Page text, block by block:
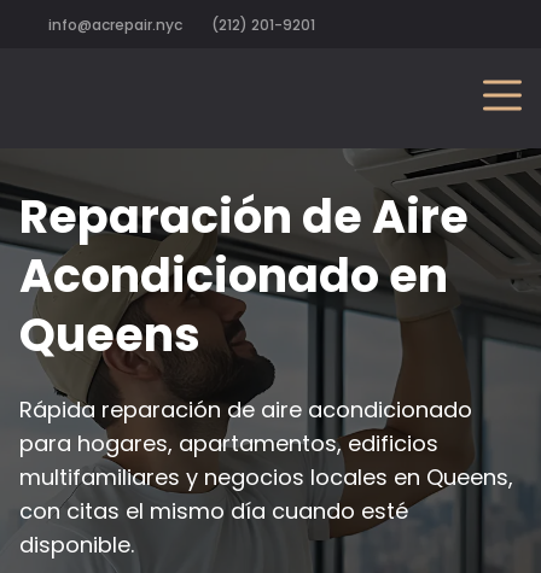
info@acrepair.nyc (212) 201-9201
Reparación de Aire
Acondicionado en
Queens
Rápida reparación de aire acondicionado
para hogares, apartamentos, edificios
multifamiliares y negocios locales en Queens,
con citas el mismo día cuando esté
disponible.